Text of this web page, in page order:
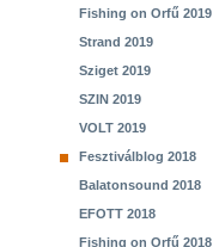
Fishing on Orfű 2019
Strand 2019
Sziget 2019
SZIN 2019
VOLT 2019
Fesztiválblog 2018
Balatonsound 2018
EFOTT 2018
Fishing on Orfű 2018